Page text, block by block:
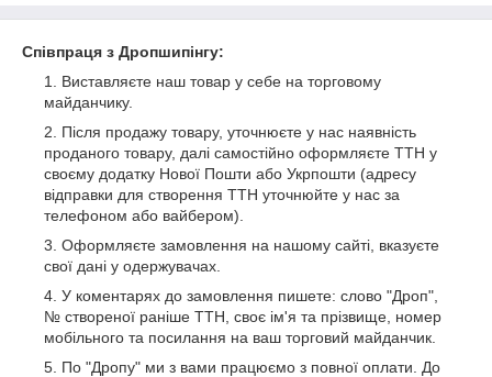
Співпраця з Дропшипінгу:
Виставляєте наш товар у себе на торговому
майданчику.
Після продажу товару, уточнюєте у нас наявність
проданого товару, далі самостійно оформляєте TTН у
своєму додатку Нової Пошти або Укрпошти (адресу
відправки для створення TTН уточнюйте у нас за
телефоном або вайбером).
Оформляєте замовлення на нашому сайті, вказуєте
свої дані у одержувачах.
У коментарях до замовлення пишете: слово "Дроп",
№ створеної раніше ТТН, своє ім'я та прізвище, номер
мобільного та посилання на ваш торговий майданчик.
По "Дропу" ми з вами працюємо з повної оплати. До